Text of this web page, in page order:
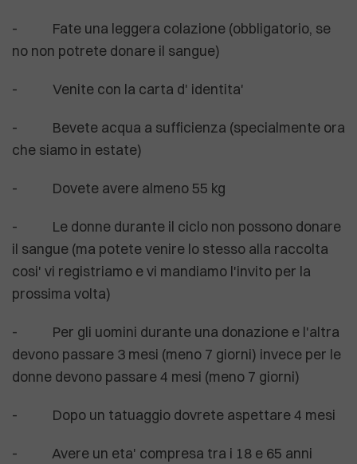
- Fate una leggera colazione (obbligatorio, se
no non potrete donare il sangue)
- Venite con la carta d' identita'
- Bevete acqua a sufficienza (specialmente ora
che siamo in estate)
- Dovete avere almeno 55 kg
- Le donne durante il ciclo non possono donare
il sangue (ma potete venire lo stesso alla raccolta
cosi' vi registriamo e vi mandiamo l'invito per la
prossima volta)
- Per gli uomini durante una donazione e l'altra
devono passare 3 mesi (meno 7 giorni) invece per le
donne devono passare 4 mesi (meno 7 giorni)
- Dopo un tatuaggio dovrete aspettare 4 mesi
- Avere un eta' compresa tra i 18 e 65 anni